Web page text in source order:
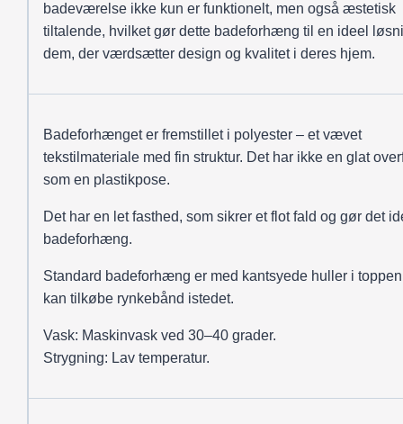
badeværelse ikke kun er funktionelt, men også æstetisk
tiltalende, hvilket gør dette badeforhæng til en ideel
dem, der værdsætter design og kvalitet i deres hjem.
Badeforhænget er fremstillet i polyester – et vævet
tekstilmateriale med fin struktur. Det har ikke en glat
som en plastikpose.
Det har en let fasthed, som sikrer et flot fald og gør det
badeforhæng.
Standard badeforhæng er med kantsyede huller i
kan tilkøbe rynkebånd istedet.
Vask: Maskinvask ved 30–40 grader.
Strygning: Lav temperatur.